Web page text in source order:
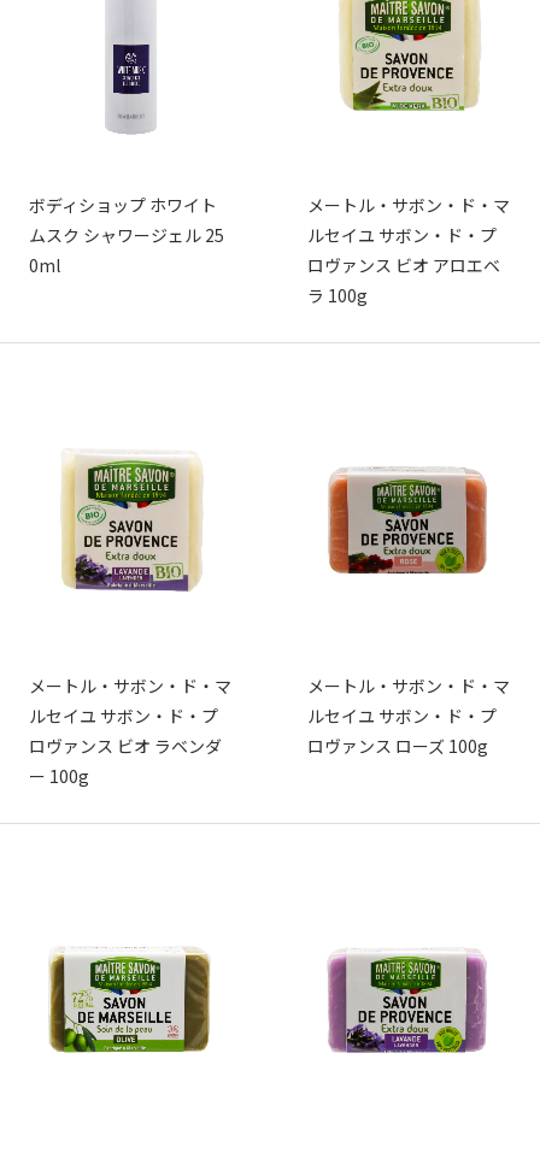
ボディショップ ホワイト
ムスク シャワージェル 25
0ml
メートル・サボン・ド・マ
ルセイユ サボン・ド・プ
ロヴァンス ビオ アロエベ
ラ 100g
メートル・サボン・ド・マ
ルセイユ サボン・ド・プ
ロヴァンス ビオ ラベンダ
ー 100g
メートル・サボン・ド・マ
ルセイユ サボン・ド・プ
ロヴァンス ローズ 100g